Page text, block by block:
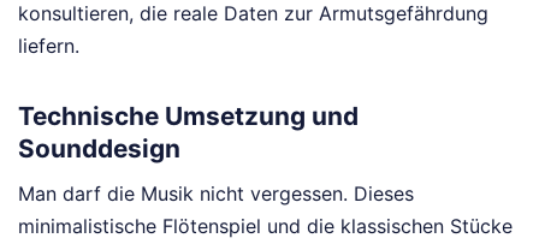
konsultieren, die reale Daten zur Armutsgefährdung
liefern.
Technische Umsetzung und
Sounddesign
Man darf die Musik nicht vergessen. Dieses
minimalistische Flötenspiel und die klassischen Stücke